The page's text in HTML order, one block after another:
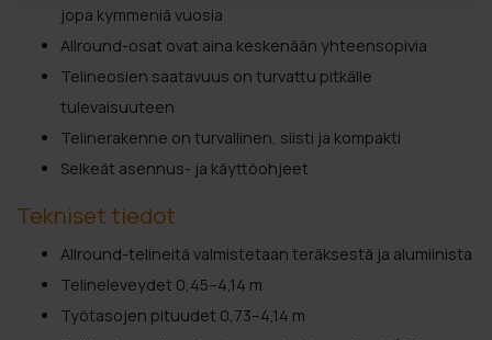
jopa kymmeniä vuosia
Allround-osat ovat aina keskenään yhteensopivia
Telineosien saatavuus on turvattu pitkälle
tulevaisuuteen
Telinerakenne on turvallinen, siisti ja kompakti
Selkeät asennus- ja käyttöohjeet
Tekniset tiedot
Allround-telineitä valmistetaan teräksestä ja alumiinista
Telineleveydet 0,45–4,14 m
Työtasojen pituudet 0,73–4,14 m